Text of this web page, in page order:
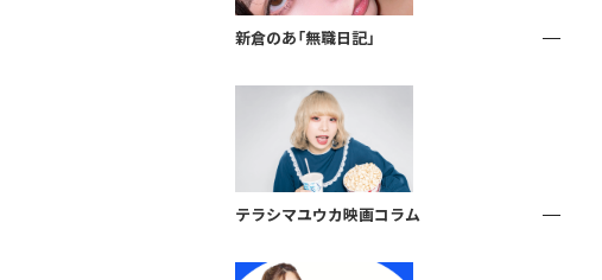
新倉のあ「無職日記」
テラシマユウカ映画コラム